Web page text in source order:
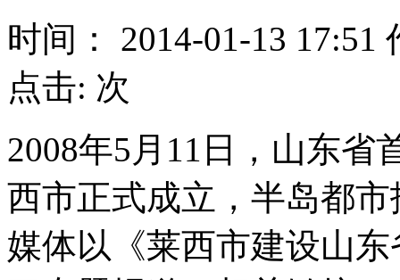
时间： 2014-01-13 17:51
点击: 次
2008年5月11日，山东省
西市正式成立，半岛都
媒体以《莱西市建设山